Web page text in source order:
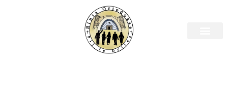
E premte, 21 prill 2023 –